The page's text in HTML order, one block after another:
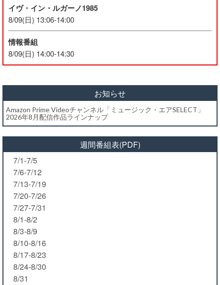
イヴ・イン・ルガーノ1985
8/09(日) 13:06-14:00
情報番組
8/09(日) 14:00-14:30
お知らせ
Amazon Prime Videoチャンネル「ミュージック・エアSELECT」
2026年8月配信作品ラインナップ
週間番組表(PDF)
7/1-7/5
7/6-7/12
7/13-7/19
7/20-7/26
7/27-7/31
8/1-8/2
8/3-8/9
8/10-8/16
8/17-8/23
8/24-8/30
8/31